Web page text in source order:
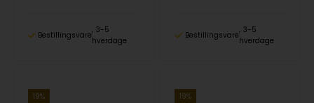
Bestillingsvare
3-5
hverdage
Bestillingsvare
3-5
hverdage
19% 19%